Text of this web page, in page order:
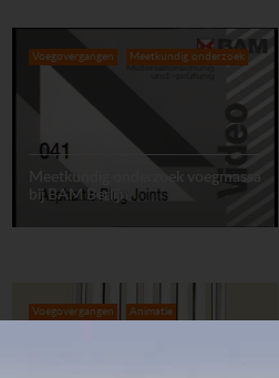
Voegovergangen Meetkundig onderzoek
Meetkundig onderzoek voegmassa
bij BAM Berlijn
Voegovergangen Animatie